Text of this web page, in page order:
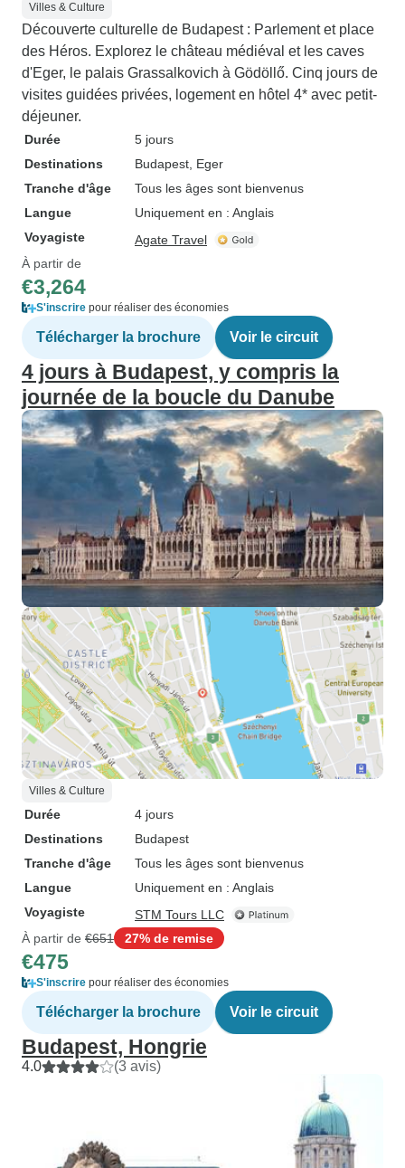
Villes & Culture
Découverte culturelle de Budapest : Parlement et place
des Héros. Explorez le château médiéval et les caves
d'Eger, le palais Grassalkovich à Gödöllő. Cinq jours de
visites guidées privées, logement en hôtel 4* avec petit-
déjeuner.
Durée
5 jours
Destinations
Budapest , Eger
Tranche d'âge
Tous les âges sont bienvenus
Langue
Uniquement en : Anglais
Voyagiste
Agate Travel
À partir de
€3,264
S'inscrire pour réaliser des économies
Télécharger la brochure Voir le circuit
4 jours à Budapest, y compris la
journée de la boucle du Danube
Villes & Culture
Durée
4 jours
Destinations
Budapest
Tranche d'âge
Tous les âges sont bienvenus
Langue
Uniquement en : Anglais
Voyagiste
STM Tours LLC
À partir de €651 27% de remise
€475
S'inscrire pour réaliser des économies
Télécharger la brochure Voir le circuit
Budapest, Hongrie
4.0 (3 avis)